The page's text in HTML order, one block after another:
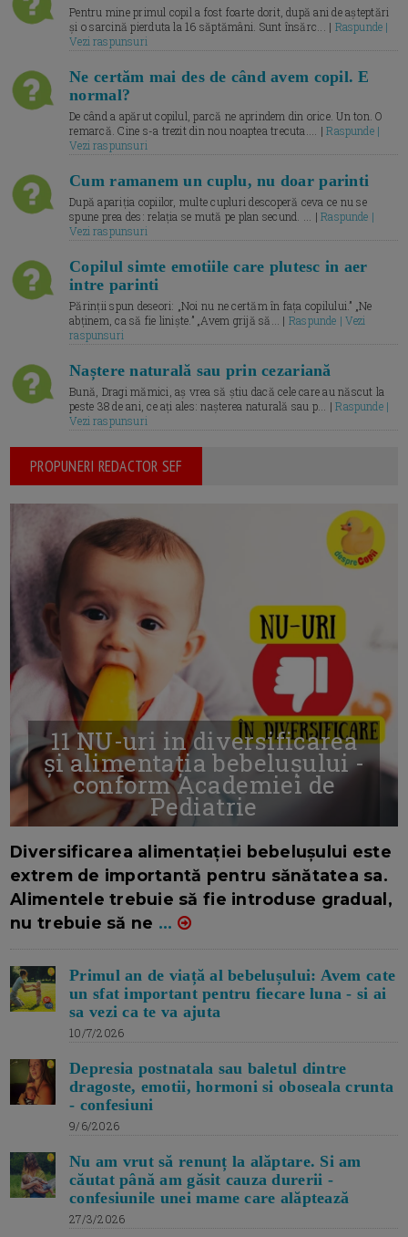
Pentru mine primul copil a fost foarte dorit, după ani de așteptări
și o sarcină pierduta la 16 săptămâni. Sunt însărc... | Raspunde |
Vezi raspunsuri
Ne certăm mai des de când avem copil. E
normal?
De când a apărut copilul, parcă ne aprindem din orice. Un ton. O
remarcă. Cine s-a trezit din nou noaptea trecuta.... |Raspunde |
Vezi raspunsuri
Cum ramanem un cuplu, nu doar parinti
După apariția copiilor, multe cupluri descoperă ceva ce nu se
spune prea des: relația se mută pe plan secund. ... |Raspunde |
Vezi raspunsuri
Copilul simte emotiile care plutesc in aer
intre parinti
Părinții spun deseori: „Noi nu ne certăm în fața copilului.” „Ne
abținem, ca să fie liniște.” „Avem grijă să... | Raspunde | Vezi
raspunsuri
Naștere naturală sau prin cezariană
Bună, Dragi mămici, aș vrea să știu dacă cele care au născut la
peste 38 de ani, ce ați ales: nașterea naturală sau p... |Raspunde |
Vezi raspunsuri
PROPUNERI REDACTOR SEF
11 NU-uri in diversificarea
și alimentația bebelușului -
conform Academiei de
Pediatrie
Diversificarea alimentației bebelușului este
extrem de importantă pentru sănătatea sa.
Alimentele trebuie să fie introduse gradual,
nu trebuie să ne ...
Primul an de viață al bebelușului: Avem cate
un sfat important pentru fiecare luna - si ai
sa vezi ca te va ajuta
10/7/2026
Depresia postnatala sau baletul dintre
dragoste, emotii, hormoni si oboseala crunta
- confesiuni
9/6/2026
Nu am vrut să renunț la alăptare. Si am
căutat până am găsit cauza durerii -
confesiunile unei mame care alăptează
27/3/2026